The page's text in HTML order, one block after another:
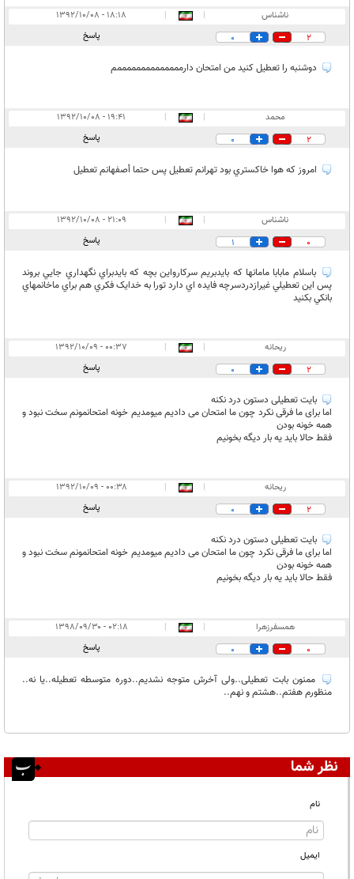
ناشناس |
|
۱۸:۱۸ - ۱۳۹۲/۱۰/۰۸
2
0 پاسخ
دوشنبه را تعطیل کنید من امتحان دارممممممممممممممم
محمد |
|
۱۹:۴۱ - ۱۳۹۲/۱۰/۰۸
2
0 پاسخ
امروز كه هوا خاكستري بود تهرانم تعطيل پس حتما أصفهانم تعطيل
ناشناس |
|
۲۱:۰۹ - ۱۳۹۲/۱۰/۰۸
0
1 پاسخ
باسلام مابابا مامانها که بايدبريم سرکارواين بچه که بايدبراي نگهداري جايي بروند
پس اين تعطيلي غيرازدردسرچه فايده اي دارد تورا به خدايک فکري هم براي ماخانمهاي
بانکي بکنيد
ريحانه |
|
۰۰:۳۷ - ۱۳۹۲/۱۰/۰۹
2
0 پاسخ
بايت تعطيلى دستون درد نكنه
اما براى ما فرقى نكرد چون ما امتحان مى داديم ميومديم خونه امتحانمونم سخت نبود و
همه خونه بودن
فقط حالا بايد يه بار ديگه بخونيم
ريحانه |
|
۰۰:۳۸ - ۱۳۹۲/۱۰/۰۹
2
0 پاسخ
بايت تعطيلى دستون درد نكنه
اما براى ما فرقى نكرد چون ما امتحان مى داديم ميومديم خونه امتحانمونم سخت نبود و
همه خونه بودن
فقط حالا بايد يه بار ديگه بخونيم
همسفرزهرا |
|
۰۲:۱۸ - ۱۳۹۸/۰۹/۳۰
0
0 پاسخ
ممنون بابت تعطیلی..ولی آخرش متوجه نشدیم..دوره متوسطه تعطیله..یا نه..
منظورم هفتم..هشتم و نهم..
نظر شما
نام
ایمیل